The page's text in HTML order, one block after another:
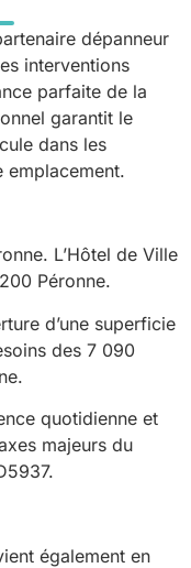
dépanneur
interventions
parfaite de la
garantit le
dans les
emplacement.
L’Hôtel de Ville
Péronne.
d’une superficie
des 7 090
quotidienne et
majeurs du
également en